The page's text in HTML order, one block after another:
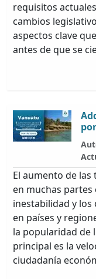
requisitos
cambios
aspectos clave
antes de que se
El aumento de
en muchas
inestabilidad y
en países y
la popularidad de
principal es la
ciudadanía